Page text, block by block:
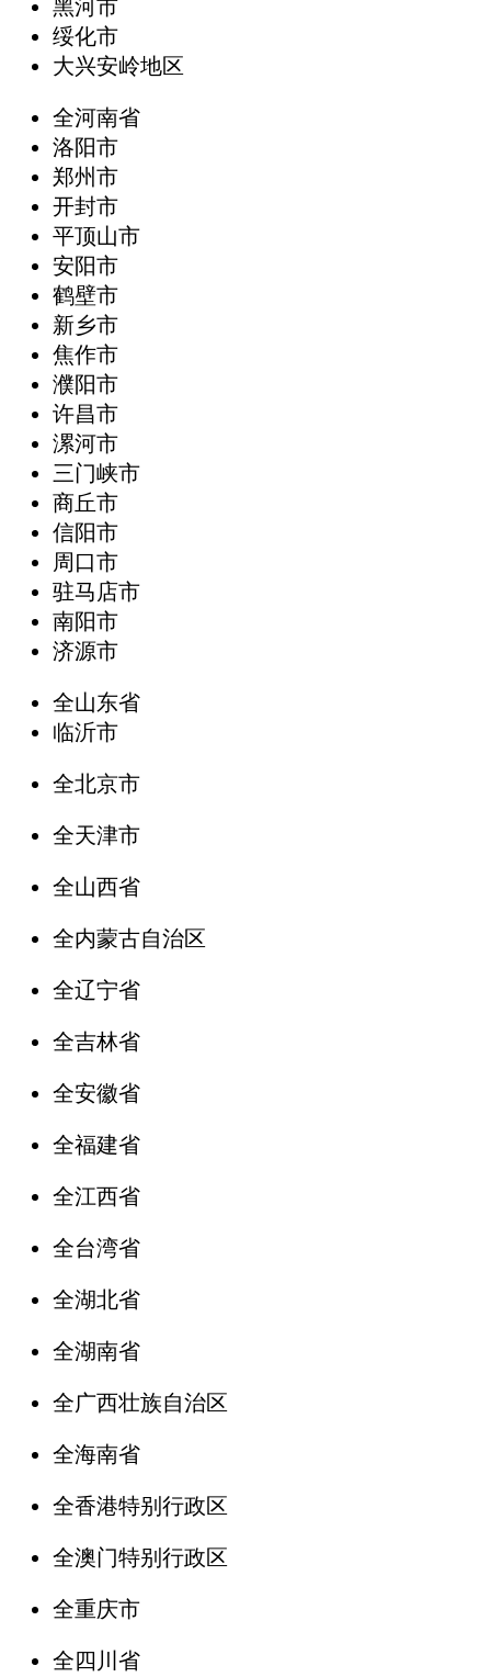
黑河市
绥化市
大兴安岭地区
全河南省
洛阳市
郑州市
开封市
平顶山市
安阳市
鹤壁市
新乡市
焦作市
濮阳市
许昌市
漯河市
三门峡市
商丘市
信阳市
周口市
驻马店市
南阳市
济源市
全山东省
临沂市
全北京市
全天津市
全山西省
全内蒙古自治区
全辽宁省
全吉林省
全安徽省
全福建省
全江西省
全台湾省
全湖北省
全湖南省
全广西壮族自治区
全海南省
全香港特别行政区
全澳门特别行政区
全重庆市
全四川省